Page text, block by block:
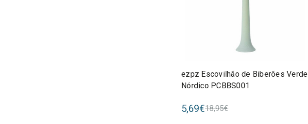
ezpz Escovilhão de Biberões Verde
Nórdico PCBBS001
5,69€18,95€